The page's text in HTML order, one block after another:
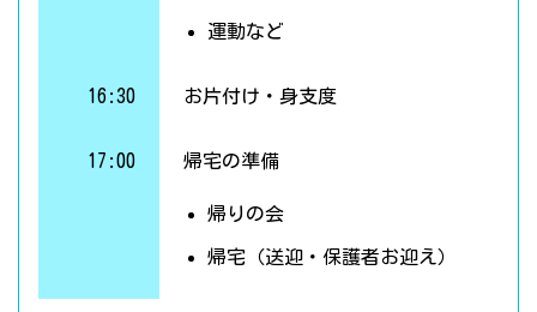
運動など
16:30 お片付け・身支度
17:00 帰宅の準備
帰りの会
帰宅（送迎・保護者お迎え）